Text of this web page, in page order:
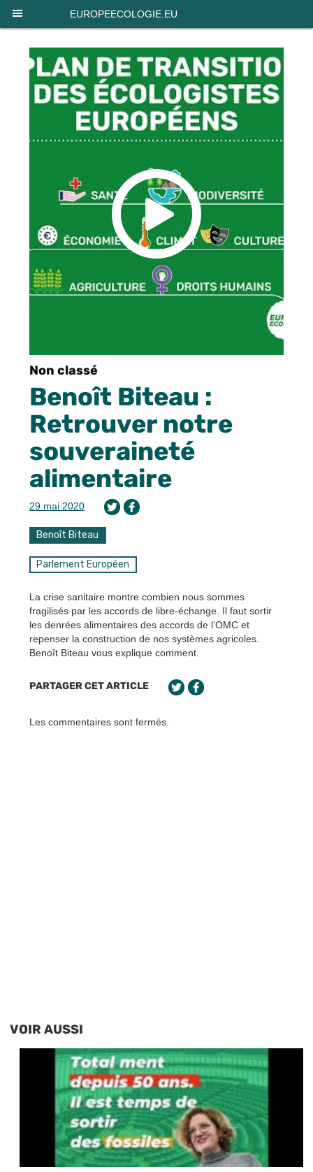
EUROPEECOLOGIE.EU
Non classé
Benoît Biteau :
Retrouver notre
souveraineté
alimentaire
29 mai 2020
Benoît Biteau
Parlement Européen
La crise sanitaire montre combien nous sommes
fragilisés par les accords de libre-échange. Il faut sortir
les denrées alimentaires des accords de l’OMC et
repenser la construction de nos systèmes agricoles.
Benoît Biteau vous explique comment.
PARTAGER CET ARTICLE
Les commentaires sont fermés.
VOIR AUSSI